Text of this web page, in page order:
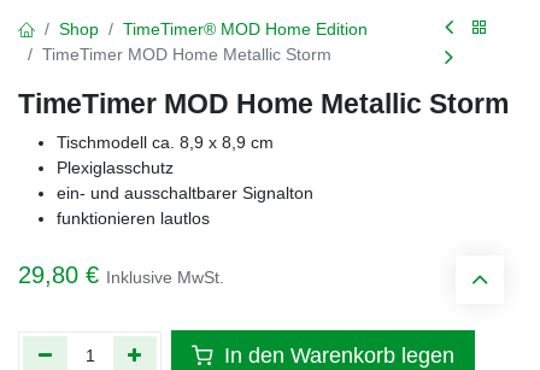
Shop
TimeTimer® MOD Home Edition
TimeTimer MOD Home Metallic Storm
TimeTimer MOD Home Metallic Storm
Tischmodell ca. 8,9 x 8,9 cm
Plexiglasschutz
ein- und ausschaltbarer Signalton
funktionieren lautlos
29,80 € Inklusive MwSt.
In den Warenkorb legen